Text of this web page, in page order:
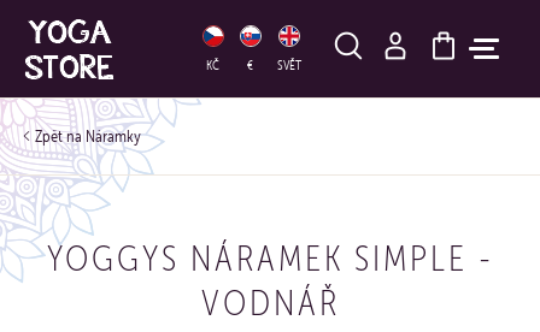
KČ € SVĚT
HLEDAT
Náramky
YOGGYS NÁRAMEK SIMPLE -
VODNÁŘ